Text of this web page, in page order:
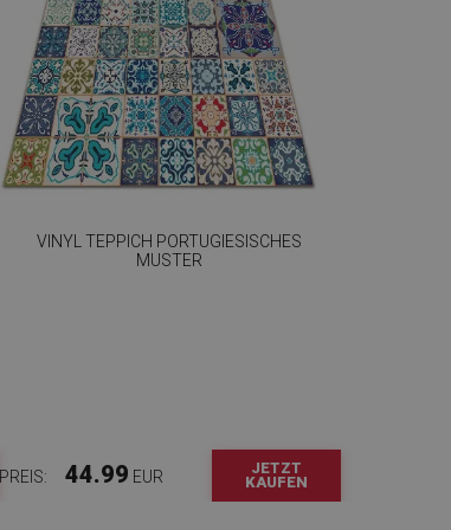
VINYL TEPPICH PORTUGIESISCHES
MUSTER
PREIS: 44.99 EUR
JETZT
KAUFEN